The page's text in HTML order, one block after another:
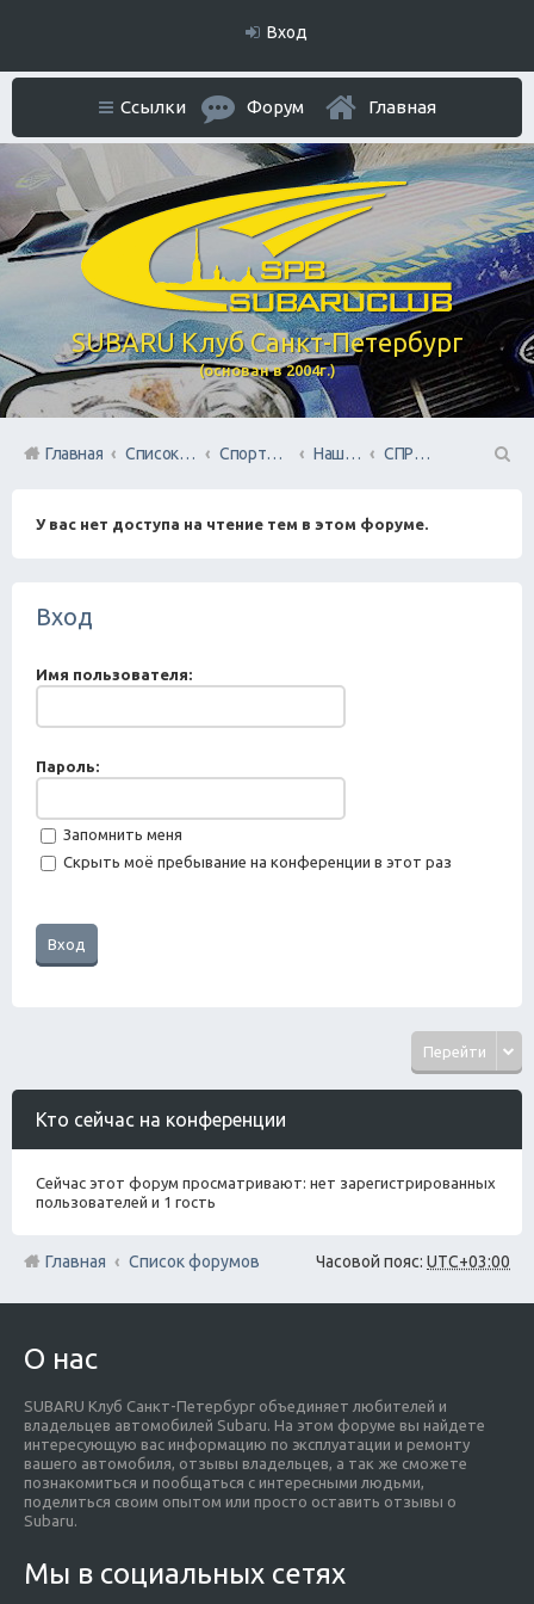
Вход
SUBARU Клуб Санкт-Петербург
(основан в 2004г.)
Ссылки Форум Главная
Главная Список форумов Спортивный раздел Наша команда SUBARU TEAM SPB
СПРИНТ
У вас нет доступа на чтение тем в этом форуме.
Вход
Имя пользователя:
Пароль:
Запомнить меня
Скрыть моё пребывание на конференции в этот раз
Перейти
Кто сейчас на конференции
Сейчас этот форум просматривают: нет зарегистрированных
пользователей и 1 гость
Часовой пояс: UTC+03:00
Главная Список форумов
О нас
SUBARU Клуб Санкт-Петербург объединяет любителей и
владельцев автомобилей Subaru. На этом форуме вы найдете
интересующую вас информацию по эксплуатации и ремонту
вашего автомобиля, отзывы владельцев, а так же сможете
познакомиться и пообщаться с интересными людьми,
поделиться своим опытом или просто оставить отзывы о
Subaru.
Мы в социальных сетях